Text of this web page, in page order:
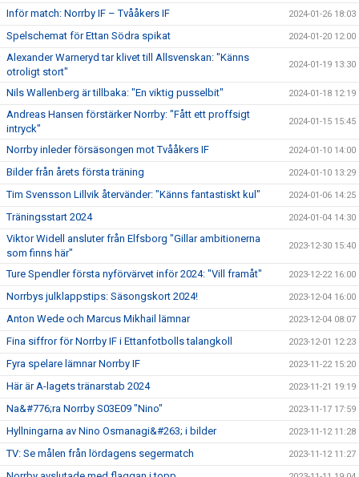
Inför match: Norrby IF – Tvååkers IF 2024-01-26 18:03
Spelschemat för Ettan Södra spikat 2024-01-20 12:00
Alexander Warneryd tar klivet till Allsvenskan: "Känns
otroligt stort"
2024-01-19 13:30
Nils Wallenberg är tillbaka: "En viktig pusselbit" 2024-01-18 12:19
Andreas Hansen förstärker Norrby: "Fått ett proffsigt
intryck"
2024-01-15 15:45
Norrby inleder försäsongen mot Tvååkers IF 2024-01-10 14:00
Bilder från årets första träning 2024-01-10 13:29
Tim Svensson Lillvik återvänder: "Känns fantastiskt kul" 2024-01-06 14:25
Träningsstart 2024 2024-01-04 14:30
Viktor Widell ansluter från Elfsborg "Gillar ambitionerna
som finns här"
2023-12-30 15:40
Ture Spendler första nyförvärvet inför 2024: "Vill framåt" 2023-12-22 16:00
Norrbys julklappstips: Säsongskort 2024! 2023-12-04 16:00
Anton Wede och Marcus Mikhail lämnar 2023-12-04 08:07
Fina siffror för Norrby IF i Ettanfotbolls talangkoll 2023-12-01 12:23
Fyra spelare lämnar Norrby IF 2023-11-22 15:20
Här är A-lagets tränarstab 2024 2023-11-21 19:19
Na&#776;ra Norrby S03E09 "Nino" 2023-11-17 17:59
Hyllningarna av Nino Osmanagi&#263; i bilder 2023-11-12 11:28
TV: Se målen från lördagens segermatch 2023-11-12 11:27